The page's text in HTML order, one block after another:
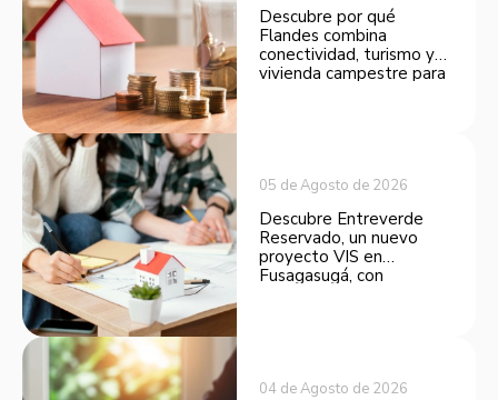
Descubre por qué
Flandes combina
conectividad, turismo y
vivienda campestre para
05 de Agosto de 2026
Descubre Entreverde
Reservado, un nuevo
proyecto VIS en
Fusagasugá, con
04 de Agosto de 2026